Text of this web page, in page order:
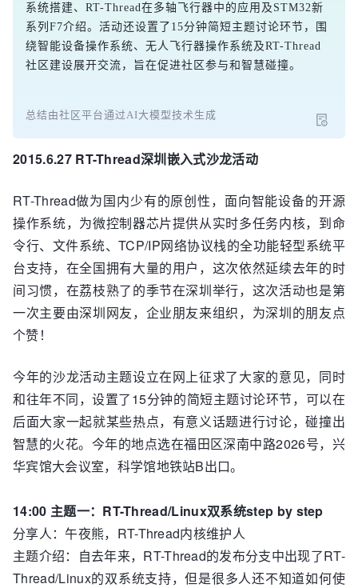
系统搭建、RT-Thread在多轴飞行器中的应用及STM32新
系列F7介绍。活动还设置了15分钟简短主题讨论环节，围
绕智能设备操作系统、无人飞行器操作系统及RT-Thread
社区建设展开交流，旨在促进社区参与和智慧碰撞。
总结由社区平台通过AI大模型技术生成
2015.6.27 RT-Thread深圳嵌入式沙龙活动
RT-Thread做为国内少有的原创性，面向智能设备的开源
操作系统，为微控制器芯片提供从实时多任务内核，到命
令行、文件系统、TCP/IP网络协议栈的全功能轻型系统平
台支持，在全国拥有大量的用户，这次依然延续去年的时
间习惯，在荔枝熟了的季节在深圳举行，这次活动也是第
一次主要由深圳网友，企业朋友来组织，为深圳的朋友点
个赞！
今年的沙龙活动主题设立在网上征求了大家的意见，同时
和往年不同，设置了15分钟的简短主题讨论环节，可以在
后面大家一起就某些热点，有意义话题进行讨论，碰撞出
智慧的火花。今年的地点选在福田区深南中路2026号，兴
华宾馆大会议室，科学馆地铁站B出口。
14:00 主题一：RT-Thread/Linux双系统step by step
分享人：午夜熊，RT-Thread内核维护人
主题介绍：自去年来，RT-Thread的发布分支中出现了RT-
Thread/Linux的双系统支持，但是很多人还不知道如何使